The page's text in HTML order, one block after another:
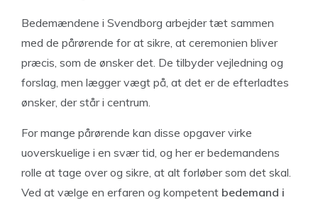
Bedemændene i Svendborg arbejder tæt sammen
med de pårørende for at sikre, at ceremonien bliver
præcis, som de ønsker det. De tilbyder vejledning og
forslag, men lægger vægt på, at det er de efterladtes
ønsker, der står i centrum.
For mange pårørende kan disse opgaver virke
uoverskuelige i en svær tid, og her er bedemandens
rolle at tage over og sikre, at alt forløber som det skal.
Ved at vælge en erfaren og kompetent bedemand i